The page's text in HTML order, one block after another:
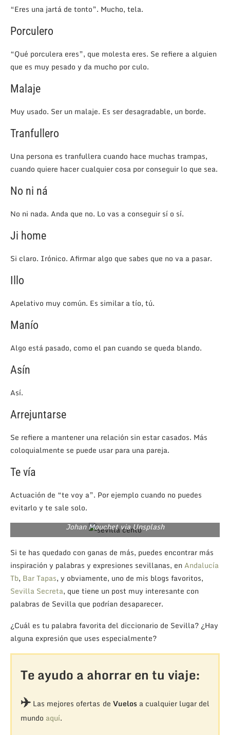
“Eres una jartá de tonto”. Mucho, tela.
Porculero
“Qué porculera eres”, que molesta eres. Se refiere a alguien
que es muy pesado y da mucho por culo.
Malaje
Muy usado. Ser un malaje. Es ser desagradable, un borde.
Tranfullero
Una persona es tranfullera cuando hace muchas trampas,
cuando quiere hacer cualquier cosa por conseguir lo que sea.
No ni ná
No ni nada. Anda que no. Lo vas a conseguir sí o sí.
Ji home
Si claro. Irónico. Afirmar algo que sabes que no va a pasar.
Illo
Apelativo muy común. Es similar a tío, tú.
Manío
Algo está pasado, como el pan cuando se queda blando.
Asín
Así.
Arrejuntarse
Se refiere a mantener una relación sin estar casados. Más
coloquialmente se puede usar para una pareja.
Te vía
Actuación de “te voy a”. Por ejemplo cuando no puedes
evitarlo y te sale solo.
Johan Mouchet via Unsplash
Si te has quedado con ganas de más, puedes encontrar más
inspiración y palabras y expresiones sevillanas, enAndalucía
Tb, Bar Tapas, y obviamente, uno de mis blogs favoritos,
Sevilla Secreta, que tiene un post muy interesante con
palabras de Sevilla que podrían desaparecer.
¿Cuál es tu palabra favorita del diccionario de Sevilla? ¿Hay
alguna expresión que uses especialmente?
Te ayudo a ahorrar en tu viaje:
✈️Las mejores ofertas de Vuelosa cualquier lugar del
mundo aquí.